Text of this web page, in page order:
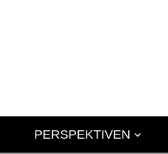
PERSPEKTIVEN